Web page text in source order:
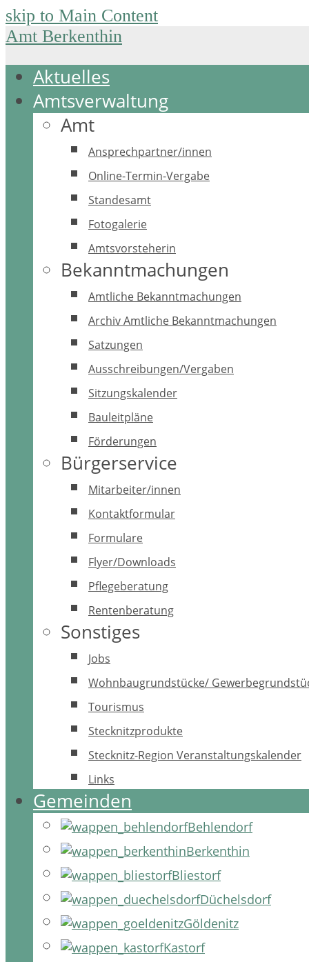
skip to Main Content
Amt Berkenthin
Aktuelles
Amtsverwaltung
Amt
Ansprechpartner/innen
Online-Termin-Vergabe
Standesamt
Fotogalerie
Amtsvorsteherin
Bekanntmachungen
Amtliche Bekanntmachungen
Archiv Amtliche Bekanntmachungen
Satzungen
Ausschreibungen/Vergaben
Sitzungskalender
Bauleitpläne
Förderungen
Bürgerservice
Mitarbeiter/innen
Kontaktformular
Formulare
Flyer/Downloads
Pflegeberatung
Rentenberatung
Sonstiges
Jobs
Wohnbaugrundstücke/
Tourismus
Stecknitzprodukte
Stecknitz-Region Veranstaltungskalender
Links
Gemeinden
Behlendorf
Berkenthin
Bliestorf
Düchelsdorf
Göldenitz
Kastorf